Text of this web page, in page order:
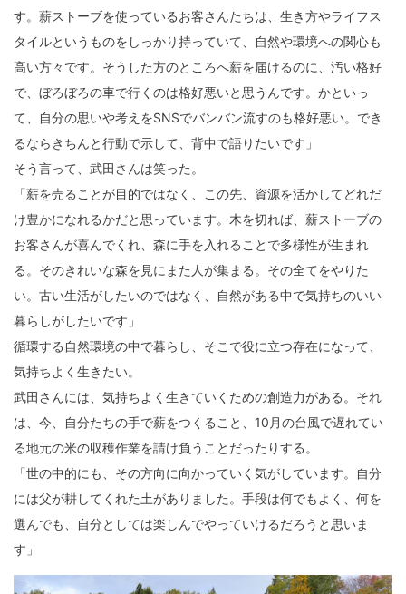
す。薪ストーブを使っているお客さんたちは、生き方やライフス
タイルというものをしっかり持っていて、自然や環境への関心も
高い方々です。そうした方のところへ薪を届けるのに、汚い格好
で、ぼろぼろの車で行くのは格好悪いと思うんです。かといっ
て、自分の思いや考えをSNSでバンバン流すのも格好悪い。でき
るならきちんと行動で示して、背中で語りたいです」
そう言って、武田さんは笑った。
「薪を売ることが目的ではなく、この先、資源を活かしてどれだ
け豊かになれるかだと思っています。木を切れば、薪ストーブの
お客さんが喜んでくれ、森に手を入れることで多様性が生まれ
る。そのきれいな森を見にまた人が集まる。その全てをやりた
い。古い生活がしたいのではなく、自然がある中で気持ちのいい
暮らしがしたいです」
循環する自然環境の中で暮らし、そこで役に立つ存在になって、
気持ちよく生きたい。
武田さんには、気持ちよく生きていくための創造力がある。それ
は、今、自分たちの手で薪をつくること、10月の台風で遅れてい
る地元の米の収穫作業を請け負うことだったりする。
「世の中的にも、その方向に向かっていく気がしています。自分
には父が耕してくれた土がありました。手段は何でもよく、何を
選んでも、自分としては楽しんでやっていけるだろうと思いま
す」